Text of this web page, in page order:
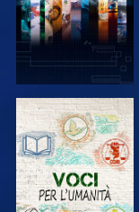
ESPLORA LE
SERIE